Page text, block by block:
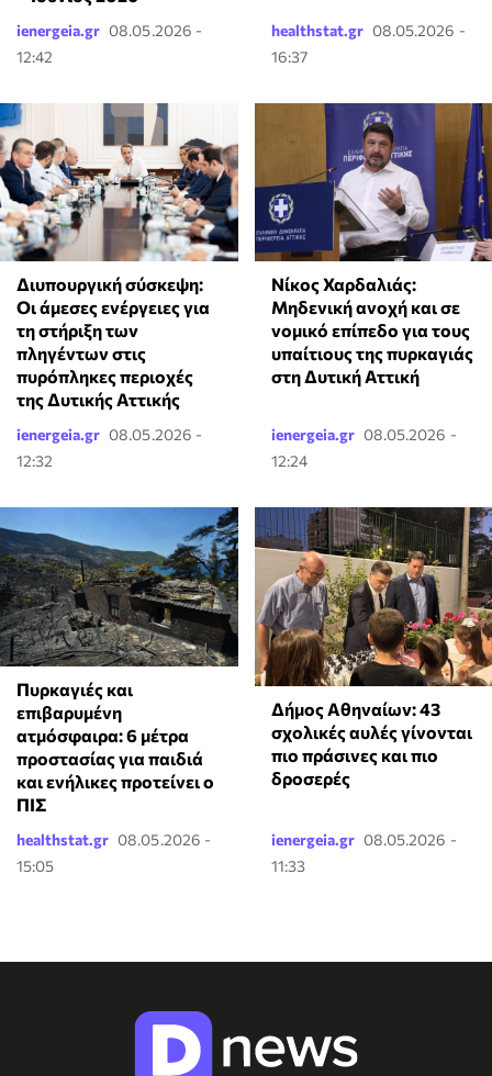
ienergeia.gr 08.05.2026 -
12:42
healthstat.gr 08.05.2026 -
16:37
Διυπουργική σύσκεψη:
Οι άμεσες ενέργειες για
τη στήριξη των
πληγέντων στις
πυρόπληκες περιοχές
της Δυτικής Αττικής
ienergeia.gr 08.05.2026 -
12:32
Νίκος Χαρδαλιάς:
Μηδενική ανοχή και σε
νομικό επίπεδο για τους
υπαίτιους της πυρκαγιάς
στη Δυτική Αττική
ienergeia.gr 08.05.2026 -
12:24
Πυρκαγιές και
επιβαρυμένη
ατμόσφαιρα: 6 μέτρα
προστασίας για παιδιά
και ενήλικες προτείνει ο
ΠΙΣ
healthstat.gr 08.05.2026 -
15:05
Δήμος Αθηναίων: 43
σχολικές αυλές γίνονται
πιο πράσινες και πιο
δροσερές
ienergeia.gr 08.05.2026 -
11:33